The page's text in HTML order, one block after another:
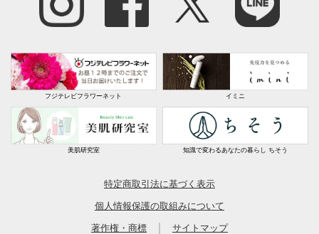
フジテレビフラワーネット イミニ
美肌研究室 知識で変わるあなたの暮らし ちそう
特定商取引法に基づく表示
個人情報保護の取組みについて
著作権・商標 サイトマップ